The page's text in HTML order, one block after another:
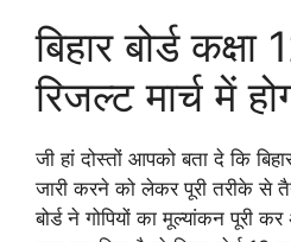
बिहार बोर्ड कक्षा
रिजल्ट मार्च में
जी हां दोस्तों आपको बता दे कि
जारी करने को लेकर पूरी तरीके से
बोर्ड ने गोपियों का मूल्यांकन पूरी